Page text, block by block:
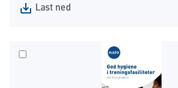
Last ned